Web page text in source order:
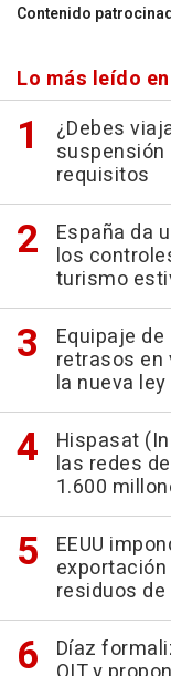
Contenido
Lo más leído
¿Debes
suspensión
requisitos
España da
los
turismo
Equipaje
retrasos en
la nueva
Hispasat
las redes
1.600
EEUU
residuos
Díaz